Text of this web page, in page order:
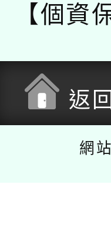
【個資
返
網